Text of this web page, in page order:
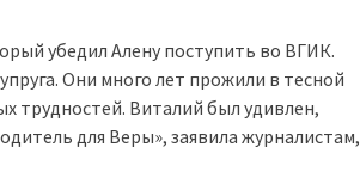
убедил Алену поступить во ВГИК.
Они много лет прожили в тесной
трудностей. Виталий был удивлен,
для Веры», заявила журналистам,